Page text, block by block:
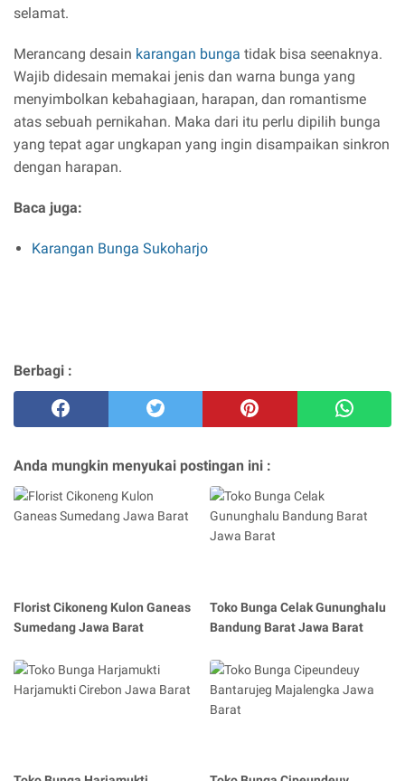
selamat.
Merancang desain karangan bunga tidak bisa seenaknya.
Wajib didesain memakai jenis dan warna bunga yang
menyimbolkan kebahagiaan, harapan, dan romantisme
atas sebuah pernikahan. Maka dari itu perlu dipilih bunga
yang tepat agar ungkapan yang ingin disampaikan sinkron
dengan harapan.
Baca juga:
Karangan Bunga Sukoharjo
Berbagi :
Anda mungkin menyukai postingan ini :
Florist Cikoneng Kulon Ganeas
Sumedang Jawa Barat
Toko Bunga Celak Gununghalu
Bandung Barat Jawa Barat